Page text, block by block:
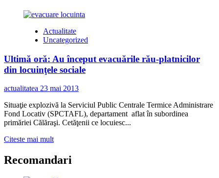
Actualitate
Uncategorized
Ultimă oră: Au început evacuările rău-platnicilor
din locuinţele sociale
actualitatea 23 mai 2013
Situaţie explozivă la Serviciul Public Centrale Termice Administrare
Fond Locativ (SPCTAFL), departament aflat în subordinea
primăriei Călăraşi. Cetăţenii ce locuiesc...
Citeste mai multRead
about
Ultimă
Recomandari